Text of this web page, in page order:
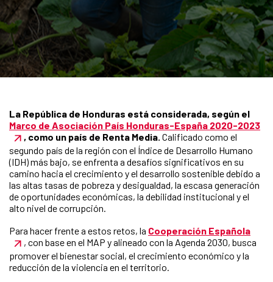
La República de Honduras está considerada, según el
Marco de Asociación País Honduras-España 2020-2023
, como un país de Renta Media. Calificado como el
segundo país de la región con el Índice de Desarrollo Humano
(IDH) más bajo, se enfrenta a desafíos significativos en su
camino hacia el crecimiento y el desarrollo sostenible debido a
las altas tasas de pobreza y desigualdad, la escasa generación
de oportunidades económicas, la debilidad institucional y el
alto nivel de corrupción.
Para hacer frente a estos retos, la Cooperación Española
, con base en el MAP y alineado con la Agenda 2030, busca
promover el bienestar social, el crecimiento económico y la
reducción de la violencia en el territorio.